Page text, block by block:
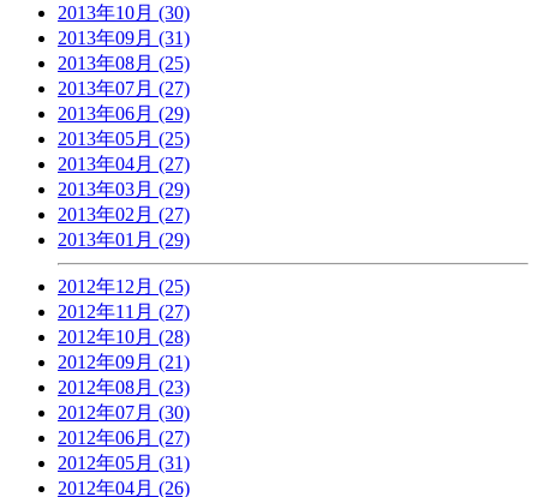
2013年10月 (30)
2013年09月 (31)
2013年08月 (25)
2013年07月 (27)
2013年06月 (29)
2013年05月 (25)
2013年04月 (27)
2013年03月 (29)
2013年02月 (27)
2013年01月 (29)
2012年12月 (25)
2012年11月 (27)
2012年10月 (28)
2012年09月 (21)
2012年08月 (23)
2012年07月 (30)
2012年06月 (27)
2012年05月 (31)
2012年04月 (26)